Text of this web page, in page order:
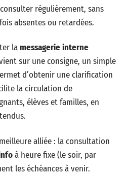
régulièrement, sans
absentes ou retardées.
lamessagerie interne
sur une consigne, un simple
d’obtenir une clarification
la circulation de
élèves et familles, en
alliée : la consultation
à heure fixe (le soir, par
les échéances à venir.